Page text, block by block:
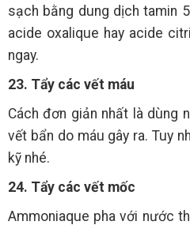
sạch bằng dung dịch tamin
acide oxalique hay acide
ngay.
23. Tẩy các vết máu
Cách đơn giản nhất là dùng
vết bẩn do máu gây ra. Tuy
kỹ nhé.
24. Tẩy các vết mốc
Ammoniaque pha với nước